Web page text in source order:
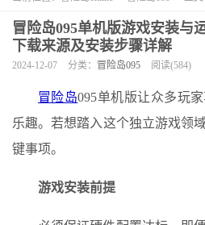
冒险岛095单机版游戏安装与
下载来源及安装步骤详解
2024-12-07 分类： 冒险岛095 阅读(584)
冒险岛095单机版让众多玩
乐趣。若想踏入这个独立游戏领
键事项。
游戏安装前提